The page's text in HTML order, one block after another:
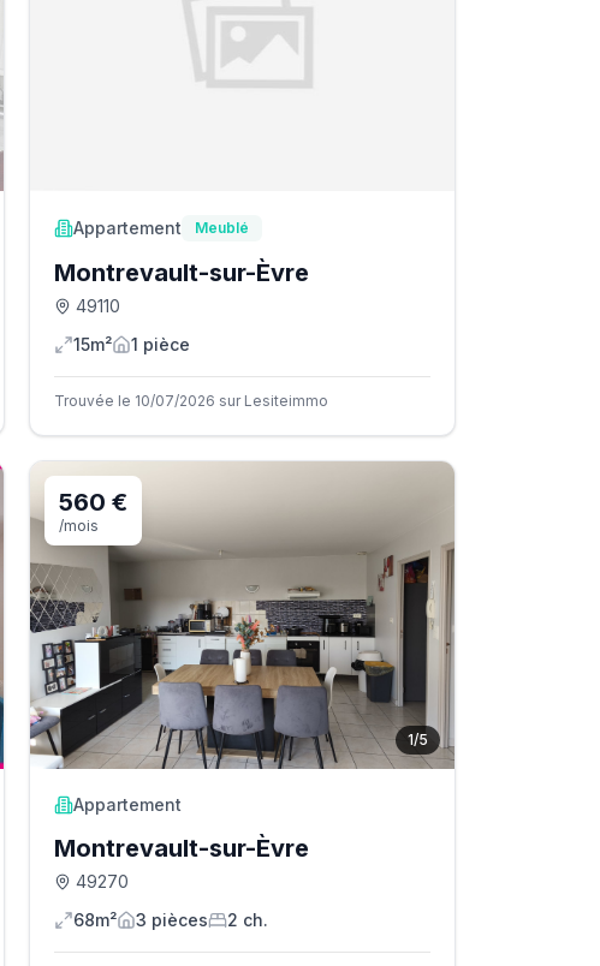
Appartement Meublé
Montrevault-sur-Èvre
49110
15m²
1 pièce
Trouvée le 10/07/2026 sur Lesiteimmo
1/5
560 €
/mois
Appartement
Montrevault-sur-Èvre
49270
68m²
3 pièces 2 ch.